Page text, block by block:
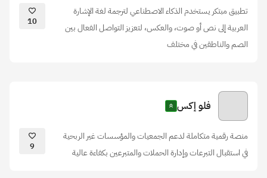
تطبيق مبتكر يستخدم الذكاء الاصطناعي لترجمة لغة الإشارة
العربية إلى نص أو صوت، والعكس، لتعزيز التواصل الفعال بين
الصم والناطقين في مختلف
10
فلو إكس
منصة رقمية متكاملة لدعم الجمعيات والمؤسسات غير الربحية
في استقبال التبرعات وإدارة الحملات والمتبرعين بكفاءة عالية
9